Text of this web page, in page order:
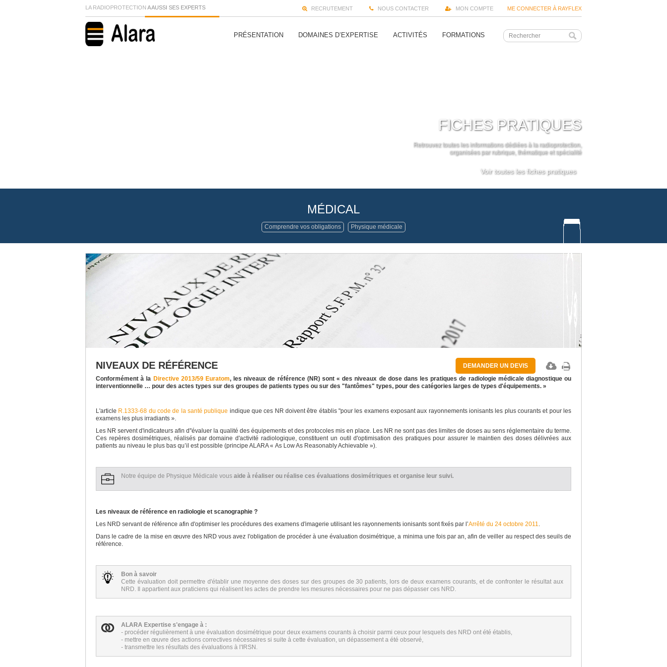
RECRUTEMENT NOUS CONTACTER MON COMPTE ME CONNECTER À RAYFLEX
LA RADIOPROTECTION A AUSSI SES EXPERTS
PRÉSENTATION DOMAINES D’EXPERTISE ACTIVITÉS FORMATIONS
FICHES PRATIQUES
Retrouvez toutes les informations dédiées à la radioprotection,
organisées par rubrique, thématique et spécialité
Voir toutes les fiches pratiques
MÉDICAL
Comprendre vos obligations Physique médicale
DEMANDER UN DEVIS
NIVEAUX DE RÉFÉRENCE
Conformément à la Directive 2013/59 Euratom, les niveaux de référence (NR) sont « des niveaux de dose dans les pratiques de radiologie médicale diagnostique ou
interventionnelle … pour des actes types sur des groupes de patients types ou sur des "fantômes" types, pour des catégories larges de types d'équipements. »
L'article R.1333-68 du code de la santé publique indique que ces NR doivent être établis "pour les examens exposant aux rayonnements ionisants les plus courants et pour les
examens les plus irradiants ».
Les NR servent d'indicateurs afin d''évaluer la qualité des équipements et des protocoles mis en place. Les NR ne sont pas des limites de doses au sens réglementaire du terme.
Ces repères dosimétriques, réalisés par domaine d'activité radiologique, constituent un outil d'optimisation des pratiques pour assurer le maintien des doses délivrées aux
patients au niveau le plus bas qu’il est possible (principe ALARA « As Low As Reasonably Achievable »).
Notre équipe de Physique Médicale vous aide à réaliser ou réalise ces évaluations dosimétriques et organise leur suivi.
Les niveaux de référence en radiologie et scanographie ?
Les NRD servant de référence afin d'optimiser les procédures des examens d'imagerie utilisant les rayonnements ionisants sont fixés par l’Arrêté du 24 octobre 2011.
Dans le cadre de la mise en œuvre des NRD vous avez l'obligation de procéder à une évaluation dosimétrique, a minima une fois par an, afin de veiller au respect des seuils de
référence.
Bon à savoir
Cette évaluation doit permettre d'établir une moyenne des doses sur des groupes de 30 patients, lors de deux examens courants, et de confronter le résultat aux
NRD. Il appartient aux praticiens qui réalisent les actes de prendre les mesures nécessaires pour ne pas dépasser ces NRD.
ALARA Expertise s'engage à :
- procéder régulièrement à une évaluation dosimétrique pour deux examens courants à choisir parmi ceux pour lesquels des NRD ont été établis,
- mettre en œuvre des actions correctives nécessaires si suite à cette évaluation, un dépassement a été observé,
- transmettre les résultats des évaluations à l'IRSN.